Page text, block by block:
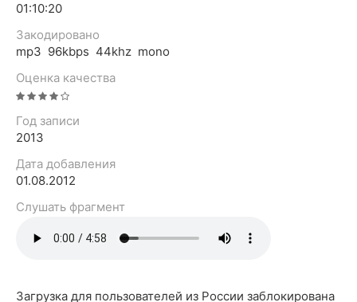
01:10:20
Закодировано
mp3 96kbps 44khz mono
Оценка качества
Год записи
2013
Дата добавления
01.08.2012
Слушать фрагмент
Загрузка для пользователей из России заблокирована